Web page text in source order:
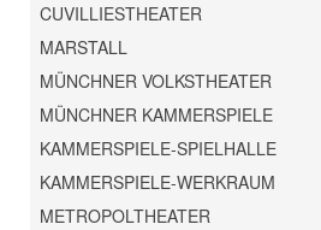
CUVILLIESTHEATER
MARSTALL
MÜNCHNER VOLKSTHEATER
MÜNCHNER KAMMERSPIELE
KAMMERSPIELE-SPIELHALLE
KAMMERSPIELE-WERKRAUM
METROPOLTHEATER